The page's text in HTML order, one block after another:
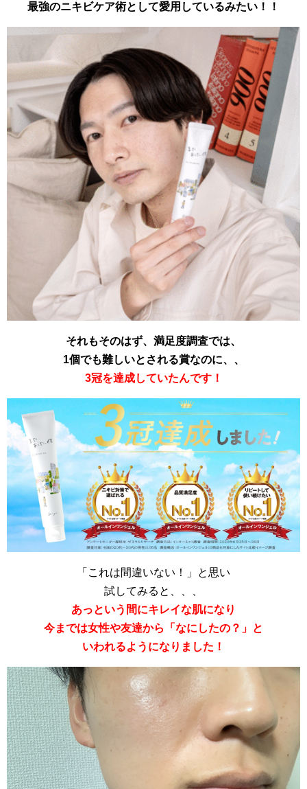
最強のニキビケア術として愛用しているみたい！！
それもそのはず、満足度調査では、
1個でも難しいとされる賞なのに、、
3冠を達成していたんです！
「これは間違いない！」と思い
試してみると、、、
あっという間にキレイな肌になり
今までは女性や友達から「なにしたの？」と
いわれるようになりました！